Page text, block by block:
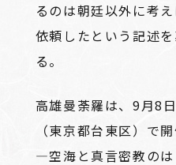
るのは朝廷以外に考
依頼したという記述
る。
高雄曼荼羅は、9月8
（東京都台東区）で
―空海と真言密教の